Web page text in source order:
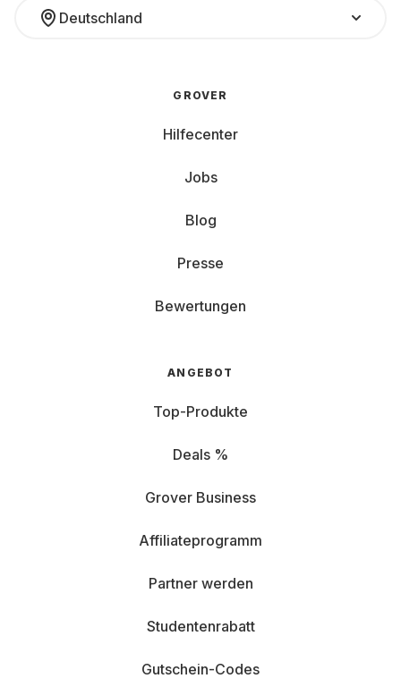
Deutschland
GROVER
Hilfecenter
Jobs
Blog
Presse
Bewertungen
ANGEBOT
Top-Produkte
Deals %
Grover Business
Affiliateprogramm
Partner werden
Studentenrabatt
Gutschein-Codes